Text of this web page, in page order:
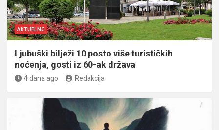
AKTUELNO
Ljubuški bilježi 10 posto više turističkih
noćenja, gosti iz 60-ak država
4 dana ago Redakcija